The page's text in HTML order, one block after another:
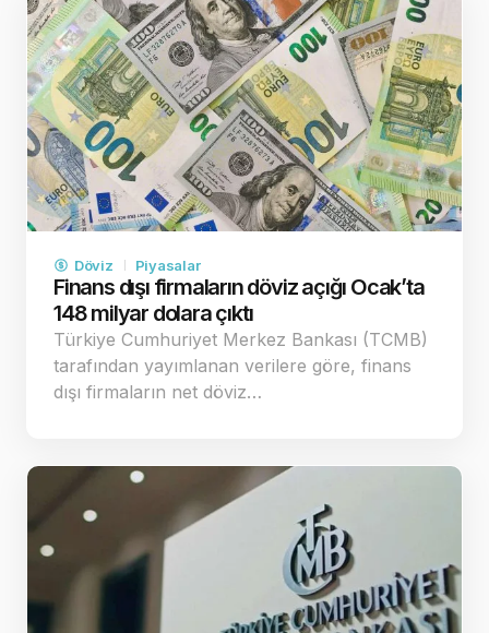
Döviz Piyasalar
Finans dışı firmaların döviz açığı Ocak’ta
148 milyar dolara çıktı
Türkiye Cumhuriyet Merkez Bankası (TCMB)
tarafından yayımlanan verilere göre, finans
dışı firmaların net döviz…